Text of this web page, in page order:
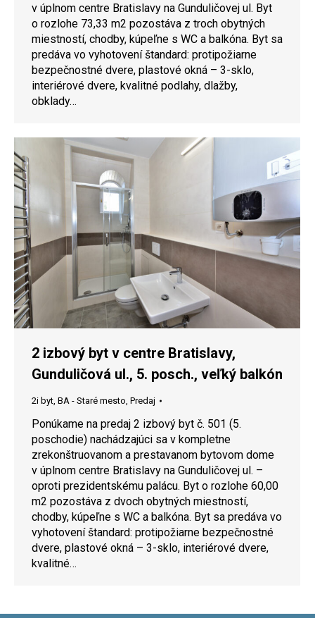
v úplnom centre Bratislavy na Gunduličovej ul. Byt
o rozlohe 73,33 m2 pozostáva z troch obytných
miestností, chodby, kúpeľne s WC a balkóna. Byt sa
predáva vo vyhotovení štandard: protipožiarne
bezpečnostné dvere, plastové okná – 3-sklo,
interiérové dvere, kvalitné podlahy, dlažby,
obklady…
2 izbový byt v centre Bratislavy,
Gunduličová ul., 5. posch., veľký balkón
2i byt, BA - Staré mesto, Predaj
Ponúkame na predaj 2 izbový byt č. 501 (5.
poschodie) nachádzajúci sa v kompletne
zrekonštruovanom a prestavanom bytovom dome
v úplnom centre Bratislavy na Gunduličovej ul. –
oproti prezidentskému palácu. Byt o rozlohe 60,00
m2 pozostáva z dvoch obytných miestností,
chodby, kúpeľne s WC a balkóna. Byt sa predáva vo
vyhotovení štandard: protipožiarne bezpečnostné
dvere, plastové okná – 3-sklo, interiérové dvere,
kvalitné…